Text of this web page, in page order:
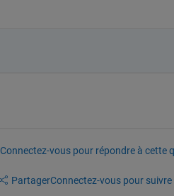
Connectez-vous pour répondre à cette
PartagerConnectez-vous pour suivre